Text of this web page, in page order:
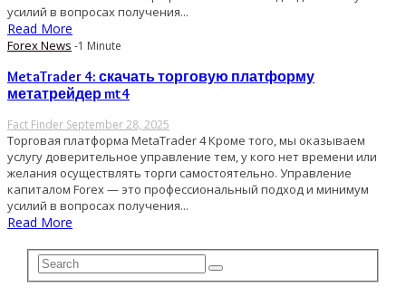
усилий в вопросах получения...
Read More
Forex News -1 Minute
MetaTrader 4: скачать торговую платформу
метатрейдер mt4
Fact Finder September 28, 2025
Торговая платформа MetaTrader 4 Кроме того, мы оказываем
услугу доверительное управление тем, у кого нет времени или
желания осуществлять торги самостоятельно. Управление
капиталом Forex — это профессиональный подход и минимум
усилий в вопросах получения...
Read More